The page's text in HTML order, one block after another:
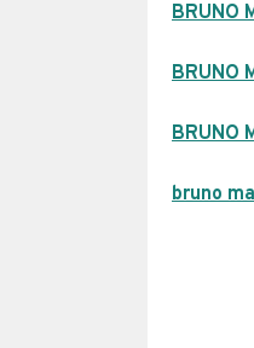
BRUNO
BRUNO
BRUNO
bruno